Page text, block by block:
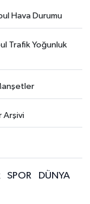
Hava Durumu
Trafik Yoğunluk
Arşivi
SPOR
DÜNYA